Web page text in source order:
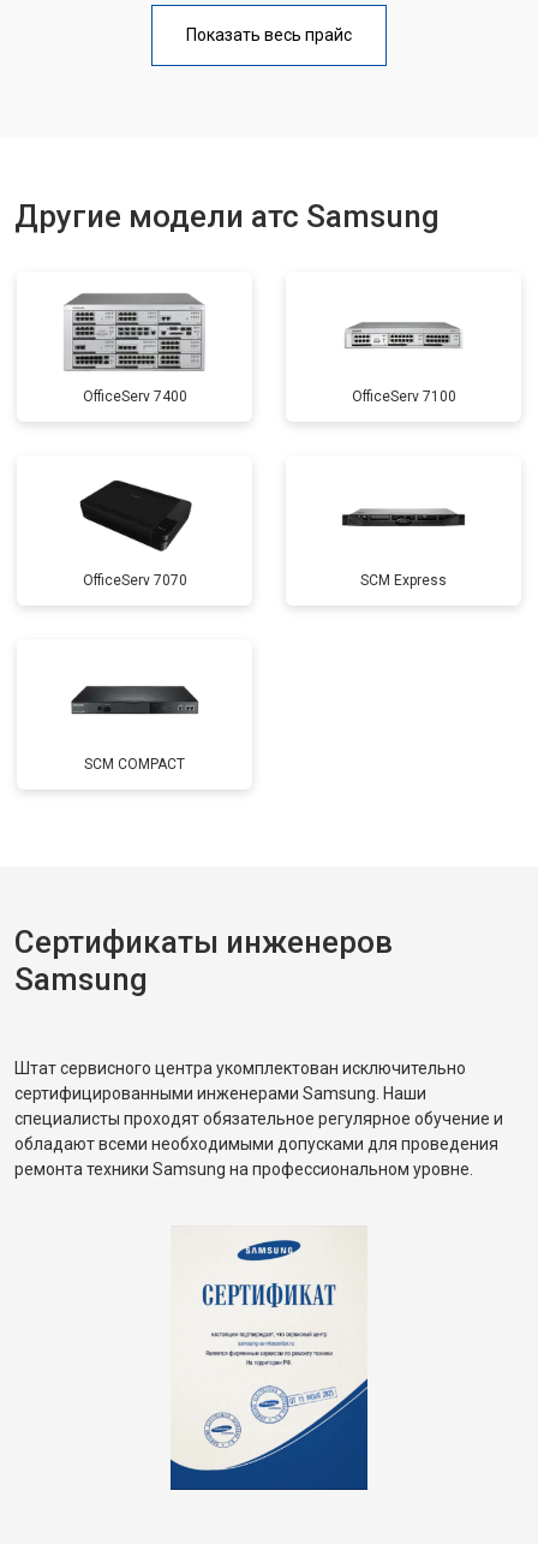
Показать весь прайс
Другие модели атс Samsung
OfficeServ 7400 OfficeServ 7100
OfficeServ 7070 SCM Express
SCM COMPACT
Сертификаты инженеров
Samsung
Штат сервисного центра укомплектован исключительно
сертифицированными инженерами Samsung. Наши
специалисты проходят обязательное регулярное обучение и
обладают всеми необходимыми допусками для проведения
ремонта техники Samsung на профессиональном уровне.